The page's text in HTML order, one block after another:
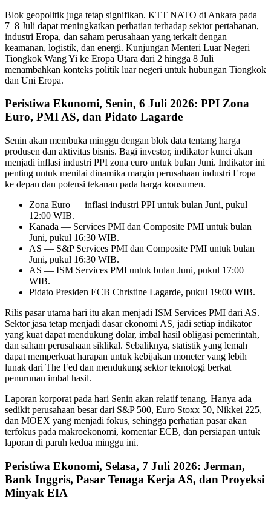
Blok geopolitik juga tetap signifikan. KTT NATO di Ankara pada
7–8 Juli dapat meningkatkan perhatian terhadap sektor pertahanan,
industri Eropa, dan saham perusahaan yang terkait dengan
keamanan, logistik, dan energi. Kunjungan Menteri Luar Negeri
Tiongkok Wang Yi ke Eropa Utara dari 2 hingga 8 Juli
menambahkan konteks politik luar negeri untuk hubungan Tiongkok
dan Uni Eropa.
Peristiwa Ekonomi, Senin, 6 Juli 2026: PPI Zona
Euro, PMI AS, dan Pidato Lagarde
Senin akan membuka minggu dengan blok data tentang harga
produsen dan aktivitas bisnis. Bagi investor, indikator kunci akan
menjadi inflasi industri PPI zona euro untuk bulan Juni. Indikator ini
penting untuk menilai dinamika margin perusahaan industri Eropa
ke depan dan potensi tekanan pada harga konsumen.
Zona Euro — inflasi industri PPI untuk bulan Juni, pukul
12:00 WIB.
Kanada — Services PMI dan Composite PMI untuk bulan
Juni, pukul 16:30 WIB.
AS — S&P Services PMI dan Composite PMI untuk bulan
Juni, pukul 16:30 WIB.
AS — ISM Services PMI untuk bulan Juni, pukul 17:00
WIB.
Pidato Presiden ECB Christine Lagarde, pukul 19:00 WIB.
Rilis pasar utama hari itu akan menjadi ISM Services PMI dari AS.
Sektor jasa tetap menjadi dasar ekonomi AS, jadi setiap indikator
yang kuat dapat mendukung dolar, imbal hasil obligasi pemerintah,
dan saham perusahaan siklikal. Sebaliknya, statistik yang lemah
dapat memperkuat harapan untuk kebijakan moneter yang lebih
lunak dari The Fed dan mendukung sektor teknologi berkat
penurunan imbal hasil.
Laporan korporat pada hari Senin akan relatif tenang. Hanya ada
sedikit perusahaan besar dari S&P 500, Euro Stoxx 50, Nikkei 225,
dan MOEX yang menjadi fokus, sehingga perhatian pasar akan
terfokus pada makroekonomi, komentar ECB, dan persiapan untuk
laporan di paruh kedua minggu ini.
Peristiwa Ekonomi, Selasa, 7 Juli 2026: Jerman,
Bank Inggris, Pasar Tenaga Kerja AS, dan Proyeksi
Minyak EIA